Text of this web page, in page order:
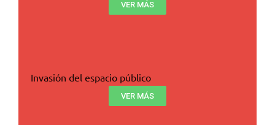
VER MÁS
Invasión del espacio público
VER MÁS